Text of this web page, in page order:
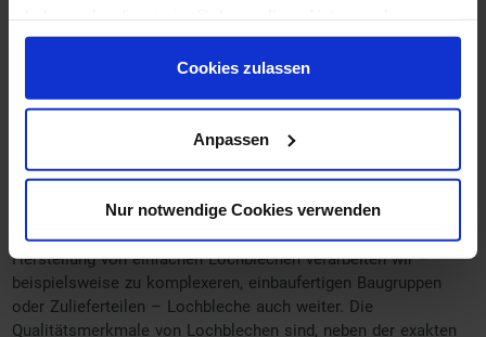
Dienste gesammelt haben. Sie geben Einwilligung zu
unseren Cookies, wenn Sie unsere Webseite weiterhin
nutzen.
Cookies zulassen
Anpassen
Nur notwendige Cookies verwenden
und Heizgeräten, Lüftungs- und Klimaanlagen.
Nakhle stellt als Blechprofi individuell auf Ihre Bedürfnisse
Quadratlochung, Sechskantlochung, Langlochung oder auch
ganz individuelle Sonderlochungen. Dabei gehören Lochbleche
von 0,5 - 3,0 mm Materialstärke zu unserem Standard –
andere Materialstärken prüfen wir gerne auf Anfrage. Auch
diese Materialarten gehören zu unserem Basisprogramm:
Stahl, AluNox, Edelstahl oder Aluminum. Und neben der
Herstellung von einfachen Lochblechen verarbeiten wir –
beispielsweise zu komplexeren, einbaufertigen Baugruppen
oder Zulieferteilen – Lochbleche auch weiter. Die
Qualitätsmerkmale von Lochblechen sind, neben der exakten